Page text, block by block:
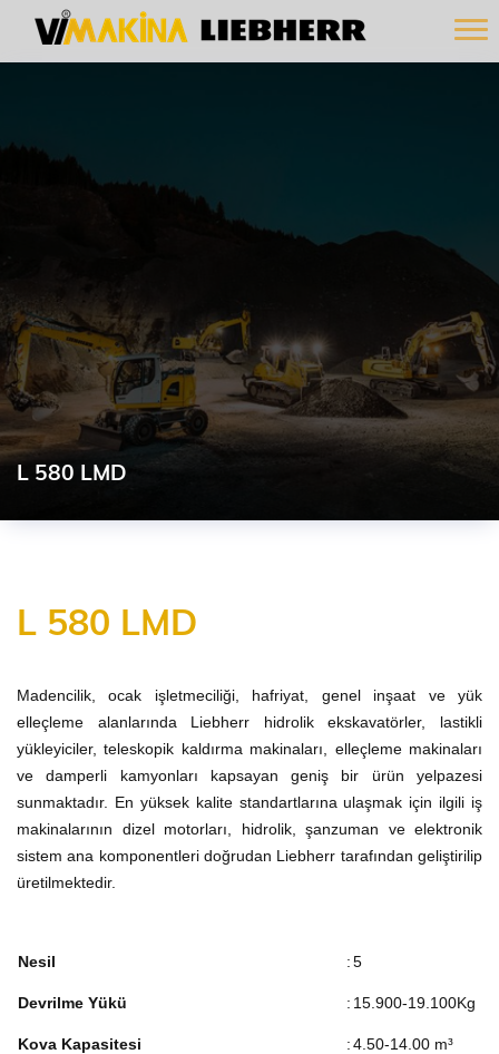
L 580 LMD
L 580 LMD
Madencilik, ocak işletmeciliği, hafriyat, genel inşaat ve yük
elleçleme alanlarında Liebherr hidrolik ekskavatörler, lastikli
yükleyiciler, teleskopik kaldırma makinaları, elleçleme makinaları
ve damperli kamyonları kapsayan geniş bir ürün yelpazesi
sunmaktadır. En yüksek kalite standartlarına ulaşmak için ilgili iş
makinalarının dizel motorları, hidrolik, şanzuman ve elektronik
sistem ana komponentleri doğrudan Liebherr tarafından geliştirilip
üretilmektedir.
Nesil :5
Devrilme Yükü : 15.900-19.100Kg
Kova Kapasitesi :4.50-14.00 m³